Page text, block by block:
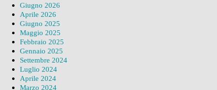
Giugno 2026
Aprile 2026
Giugno 2025
Maggio 2025
Febbraio 2025
Gennaio 2025
Settembre 2024
Luglio 2024
Aprile 2024
Marzo 2024